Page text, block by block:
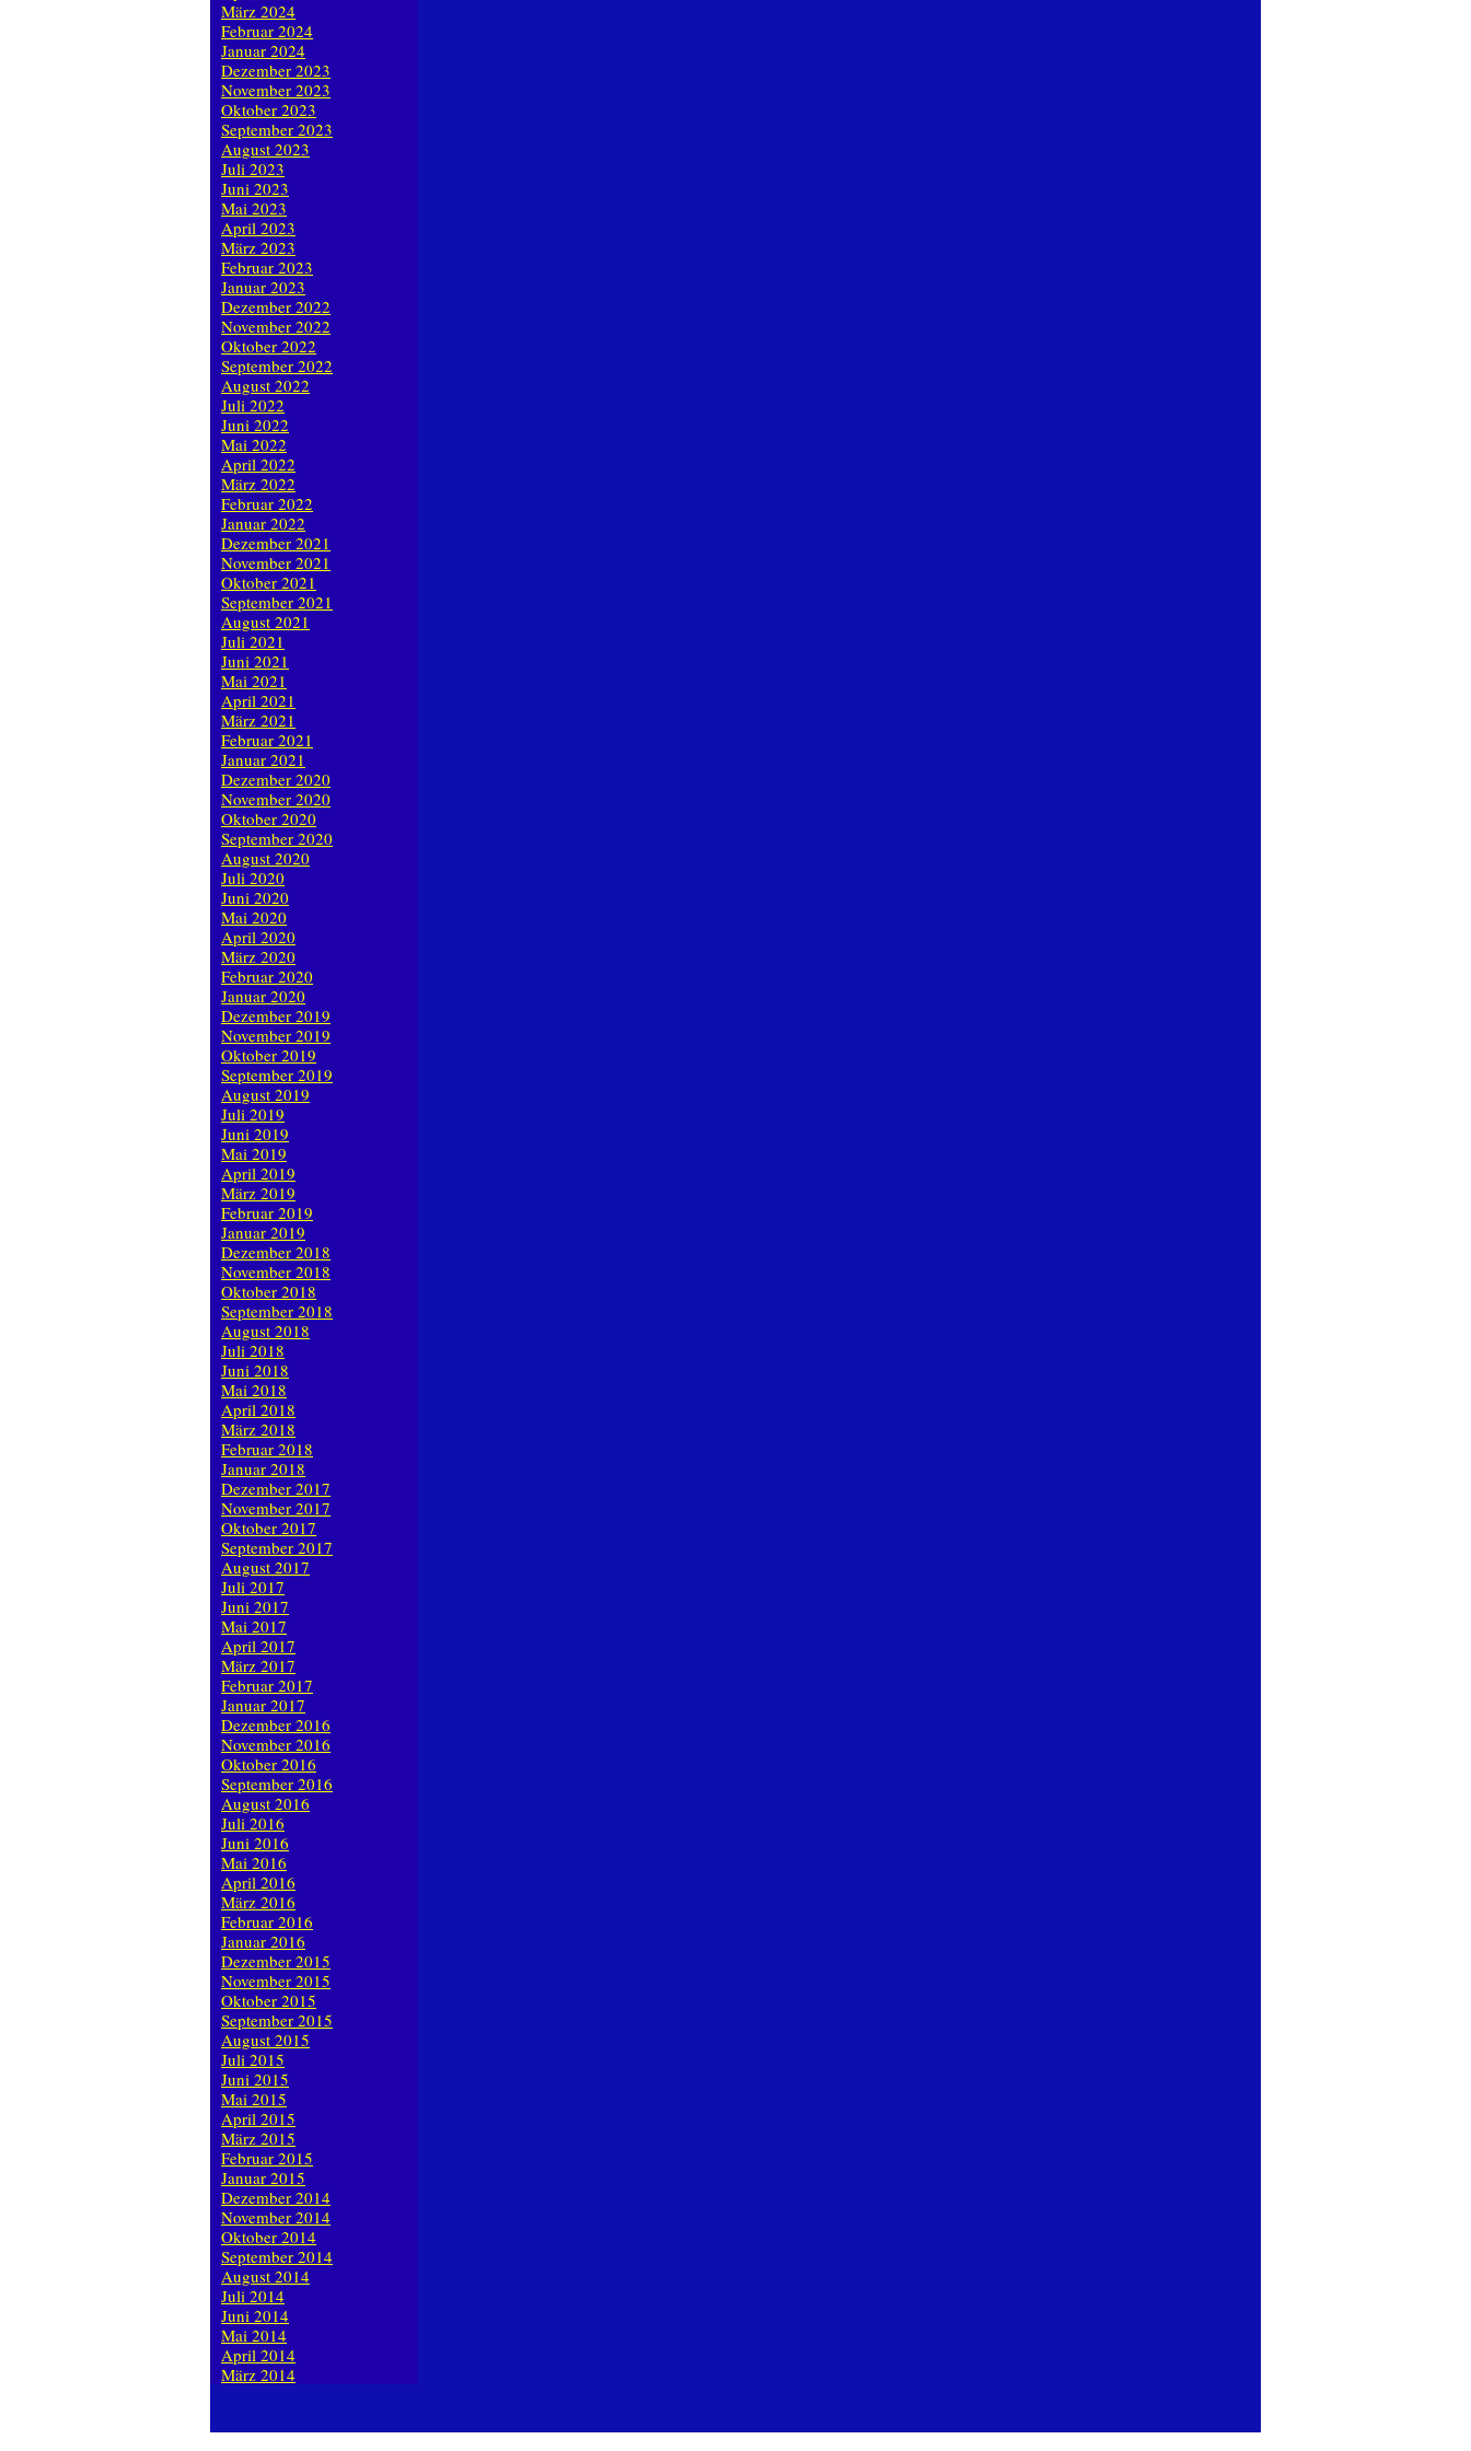
März 2024
Februar 2024
Januar 2024
Dezember 2023
November 2023
Oktober 2023
September 2023
August 2023
Juli 2023
Juni 2023
Mai 2023
April 2023
März 2023
Februar 2023
Januar 2023
Dezember 2022
November 2022
Oktober 2022
September 2022
August 2022
Juli 2022
Juni 2022
Mai 2022
April 2022
März 2022
Februar 2022
Januar 2022
Dezember 2021
November 2021
Oktober 2021
September 2021
August 2021
Juli 2021
Juni 2021
Mai 2021
April 2021
März 2021
Februar 2021
Januar 2021
Dezember 2020
November 2020
Oktober 2020
September 2020
August 2020
Juli 2020
Juni 2020
Mai 2020
April 2020
März 2020
Februar 2020
Januar 2020
Dezember 2019
November 2019
Oktober 2019
September 2019
August 2019
Juli 2019
Juni 2019
Mai 2019
April 2019
März 2019
Februar 2019
Januar 2019
Dezember 2018
November 2018
Oktober 2018
September 2018
August 2018
Juli 2018
Juni 2018
Mai 2018
April 2018
März 2018
Februar 2018
Januar 2018
Dezember 2017
November 2017
Oktober 2017
September 2017
August 2017
Juli 2017
Juni 2017
Mai 2017
April 2017
März 2017
Februar 2017
Januar 2017
Dezember 2016
November 2016
Oktober 2016
September 2016
August 2016
Juli 2016
Juni 2016
Mai 2016
April 2016
März 2016
Februar 2016
Januar 2016
Dezember 2015
November 2015
Oktober 2015
September 2015
August 2015
Juli 2015
Juni 2015
Mai 2015
April 2015
März 2015
Februar 2015
Januar 2015
Dezember 2014
November 2014
Oktober 2014
September 2014
August 2014
Juli 2014
Juni 2014
Mai 2014
April 2014
März 2014